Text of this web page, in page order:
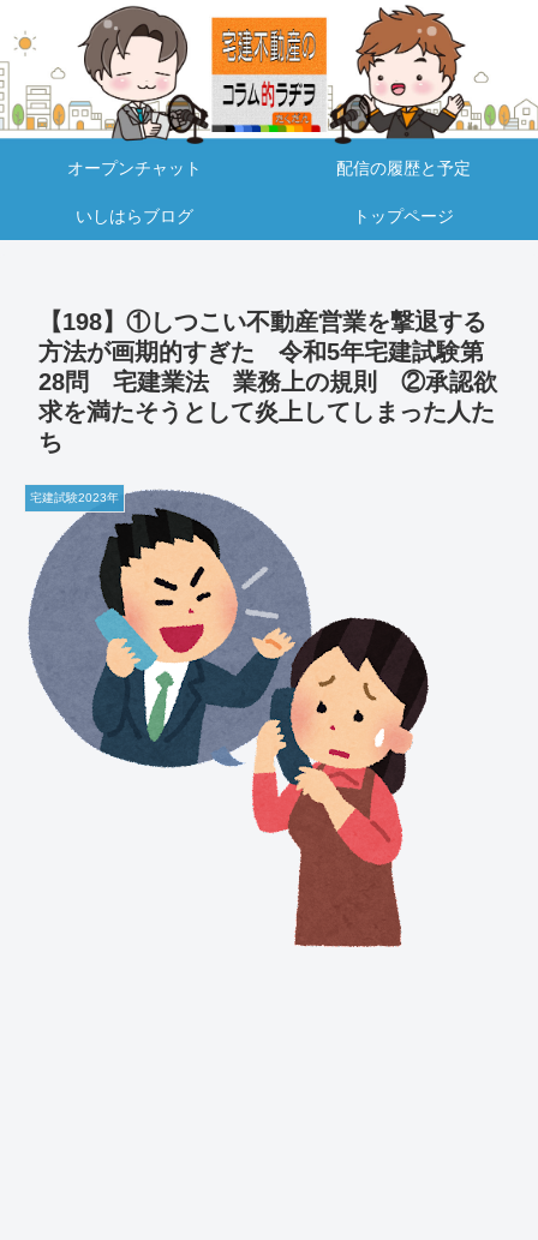
オープンチャット 配信の履歴と予定
いしはらブログ トップページ
【198】①しつこい不動産営業を撃退する
方法が画期的すぎた 令和5年宅建試験第
28問 宅建業法 業務上の規則 ②承認欲
求を満たそうとして炎上してしまった人た
ち
宅建試験2023年